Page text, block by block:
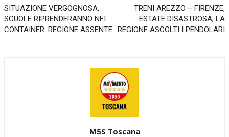
SITUAZIONE VERGOGNOSA,
SCUOLE RIPRENDERANNO NEI
CONTAINER. REGIONE ASSENTE
TRENI AREZZO – FIRENZE,
ESTATE DISASTROSA, LA
REGIONE ASCOLTI I PENDOLARI
M5S Toscana